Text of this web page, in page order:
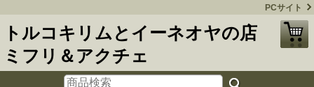
PCサイト
トルコキリムとイーネオヤの店
ミフリ＆アクチェ